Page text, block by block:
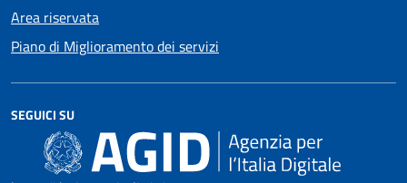
Area riservata
Piano di Miglioramento dei servizi
SEGUICI SU